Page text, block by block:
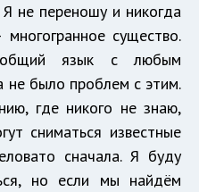
Я не переношу и никогда
существо.
язык с любым
не было проблем с этим.
где никого не знаю,
сниматься известные
сначала. Я буду
но если мы найдём